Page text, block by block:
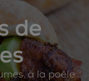
de
à la poêle